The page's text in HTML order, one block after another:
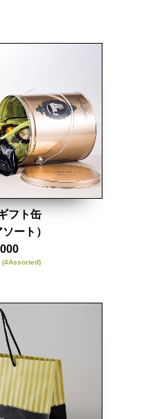
(4Assorted)
フト缶
ート）